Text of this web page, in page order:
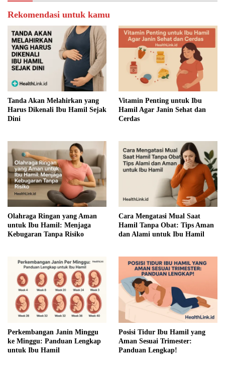
Rekomendasi untuk kamu
Tanda Akan Melahirkan yang
Harus Dikenali Ibu Hamil Sejak
Dini
Vitamin Penting untuk Ibu
Hamil Agar Janin Sehat dan
Cerdas
Olahraga Ringan yang Aman
untuk Ibu Hamil: Menjaga
Kebugaran Tanpa Risiko
Cara Mengatasi Mual Saat
Hamil Tanpa Obat: Tips Aman
dan Alami untuk Ibu Hamil
Perkembangan Janin Minggu
ke Minggu: Panduan Lengkap
untuk Ibu Hamil
Posisi Tidur Ibu Hamil yang
Aman Sesuai Trimester:
Panduan Lengkap!